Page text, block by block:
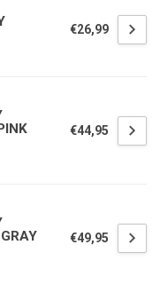
€26,99
€44,95
€49,95
bestelling